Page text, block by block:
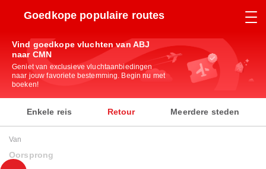
Goedkope populaire routes
Vind goedkope vluchten van ABJ
naar CMN
Geniet van exclusieve vluchtaanbiedingen
naar jouw favoriete bestemming. Begin nu met
boeken!
Enkele reis Retour Meerdere steden
Van
Oorsprong